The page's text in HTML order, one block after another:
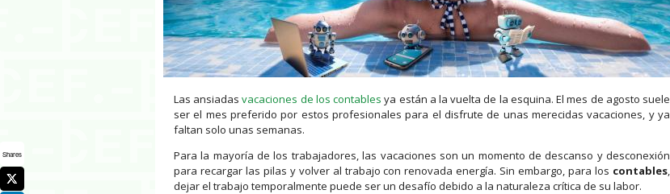
Las ansiadasvacaciones de los contables ya están a la vuelta de la esquina. El mes de agosto suele
ser el mes preferido por estos profesionales para el disfrute de unas merecidas vacaciones, y ya
faltan solo unas semanas.
Para la mayoría de los trabajadores, las vacaciones son un momento de descanso y desconexión
para recargar las pilas y volver al trabajo con renovada energía. Sin embargo, para los contables
dejar el trabajo temporalmente puede ser un desafío debido a la naturaleza crítica de su labor.
Shares